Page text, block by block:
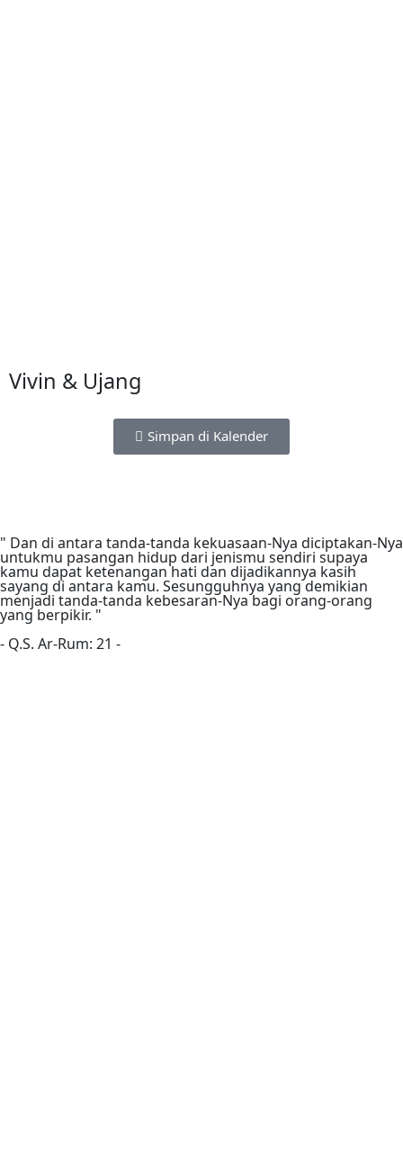
Vivin & Ujang
Simpan di Kalender
" Dan di antara tanda-tanda kekuasaan-Nya diciptakan-Nya
untukmu pasangan hidup dari jenismu sendiri supaya
kamu dapat ketenangan hati dan dijadikannya kasih
sayang di antara kamu. Sesungguhnya yang demikian
menjadi tanda-tanda kebesaran-Nya bagi orang-orang
yang berpikir. "
- Q.S. Ar-Rum: 21 -